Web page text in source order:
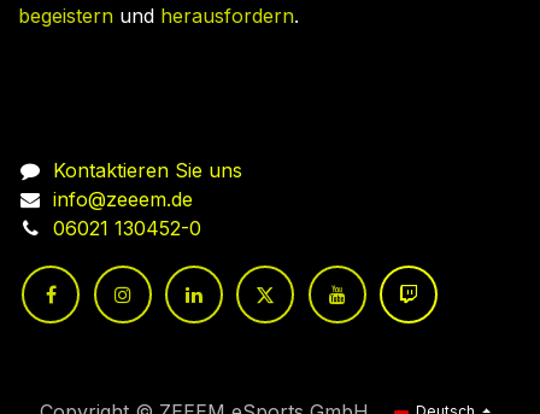
begeistern und herausfordern.
Kontaktieren Sie uns
info@zeeem.de
06021 130452-0